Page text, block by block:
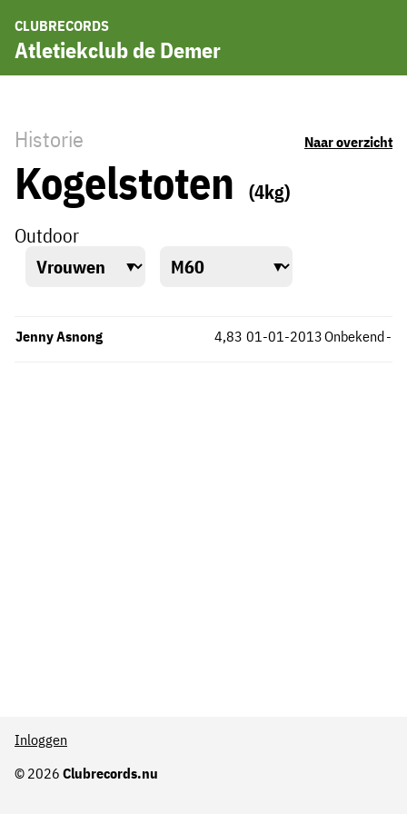
CLUBRECORDS
Atletiekclub de Demer
Historie Naar overzicht
Kogelstoten
(4kg)
Outdoor
Jenny Asnong Onbekend
4,83 -
01-01-2013
© 2026 Clubrecords.nu
Inloggen